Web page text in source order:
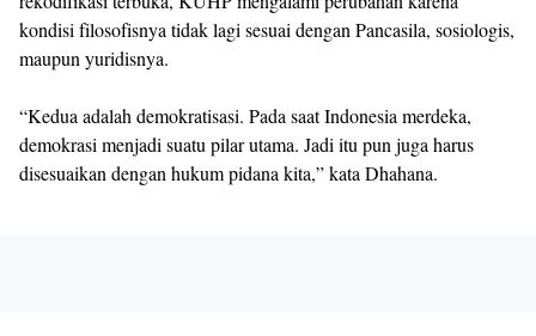
kondisi filosofisnya tidak lagi sesuai dengan Pancasila, sosiologis,
maupun yuridisnya.
“Kedua adalah demokratisasi. Pada saat Indonesia merdeka,
demokrasi menjadi suatu pilar utama. Jadi itu pun juga harus
disesuaikan dengan hukum pidana kita,” kata Dhahana.